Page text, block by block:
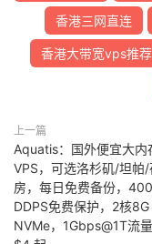
香港三网直连
香港大带宽vps推荐
上一篇
Aquatis：国外便宜大内
VPS，可选洛杉矶/坦帕
房，每日免费备份，
DDPS免费保护，2核
NVMe，1Gbps@1T流